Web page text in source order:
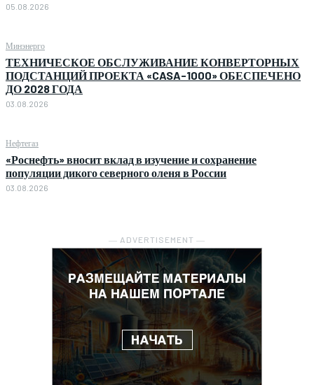
05.08.2026
Минэнерго
ТЕХНИЧЕСКОЕ ОБСЛУЖИВАНИЕ КОНВЕРТОРНЫХ
ПОДСТАНЦИЙ ПРОЕКТА «CASA-1000» ОБЕСПЕЧЕНО
ДО 2028 ГОДА
03.08.2026
Нефтегаз
«Роснефть» вносит вклад в изучение и сохранение
популяции дикого северного оленя в России
03.08.2026
― ADVERTISEMENT ―